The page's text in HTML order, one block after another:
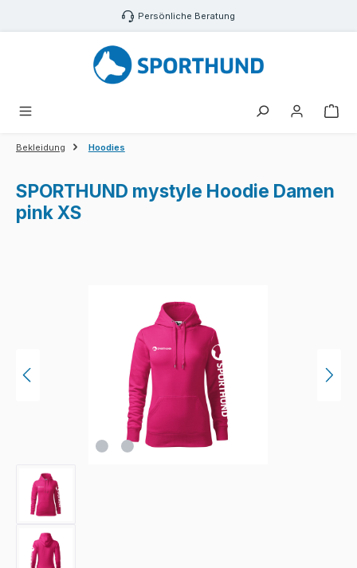
Zum Hauptinhalt springen Persönliche Beratung
Bekleidung Hoodies
SPORTHUND mystyle Hoodie Damen
pink XS